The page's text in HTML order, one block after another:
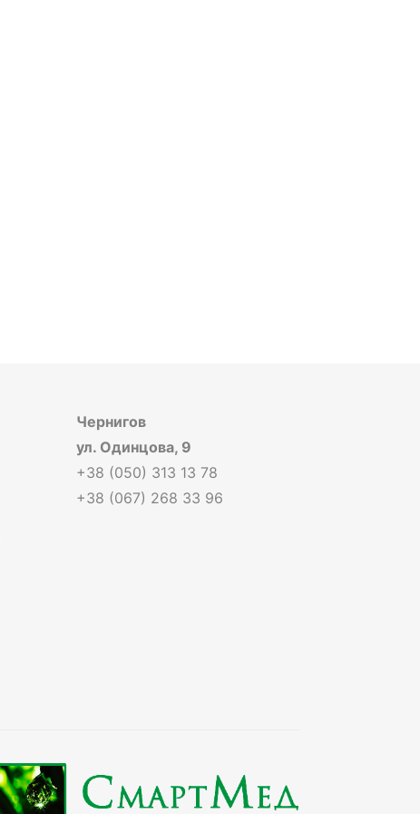
Чернигов
ул. Одинцова, 9
+38 (050) 313 13 78
+38 (067) 268 33 96